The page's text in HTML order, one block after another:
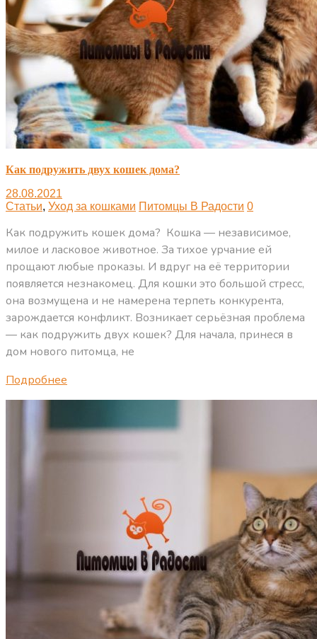
Как подружить двух кошек дома?
28.08.2021
Статьи, Уход за кошками Питомцы В Радости 0
Как подружить кошек дома? Кошка — независимое,
милое и ласковое животное. За тихое урчание ей
прощают любые проказы. И вдруг на её территории
появляется незнакомец. Для кошки это большой стресс,
она возмущена и не намерена терпеть конкурента,
зарождается конфликт. Возникает серьёзная проблема
— как подружить двух кошек? Для начала, принеся в
дом нового питомца, не
Подробнее